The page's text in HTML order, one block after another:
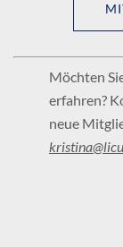
Möchten
erfahren?
neue